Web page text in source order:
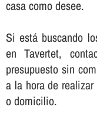
casa como desee.
Si está buscando
en Tavertet,
presupuesto sin
a la hora de
o domicilio.